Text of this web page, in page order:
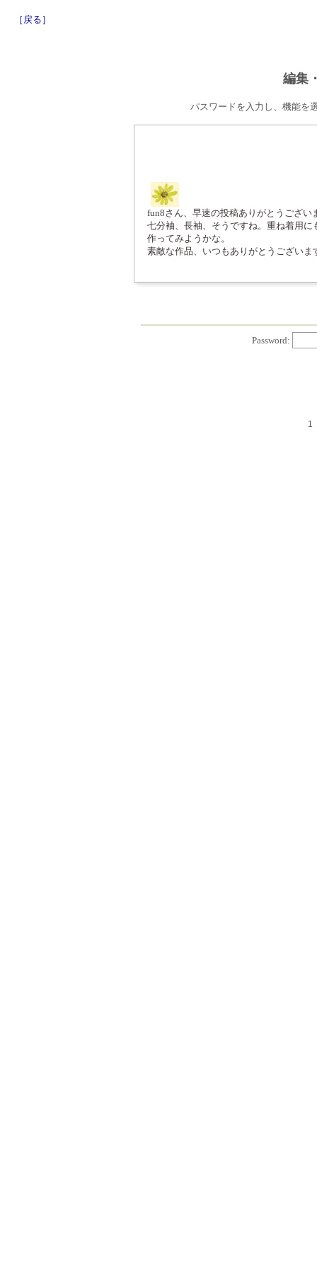
［戻る］
編集
パスワードを入力し、機能を
fun8さん、早速の投稿ありがとうござい
七分袖、長袖、そうですね。重ね着用に
作ってみようかな。
素敵な作品、いつもありがとうございま
Password:
1